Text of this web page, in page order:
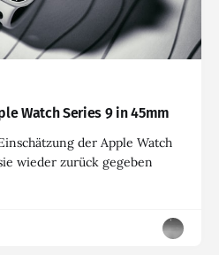
Watch Series 9 in 45mm
der Apple Watch
wieder zurück gegeben